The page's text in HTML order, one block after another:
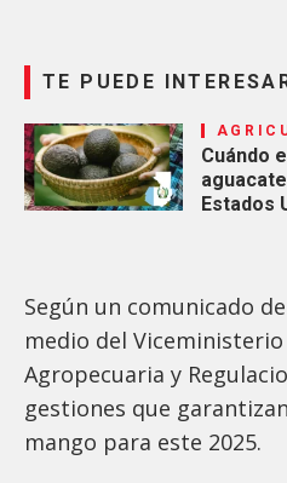
TE PUEDE
Cuándo
Estados
Según un comunicado
medio del Viceministerio
Agropecuaria y
gestiones que
mango para este 2025.